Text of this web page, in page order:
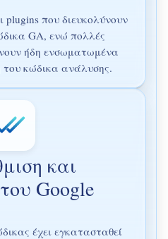
που διευκολύνουν
GA, ενώ πολλές
ήδη ενσωματωμένα
του κώδικα ανάλυσης.
και
Google
έχει εγκατασταθεί